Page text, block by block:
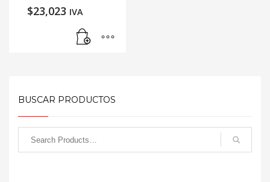
$23,023 IVA
BUSCAR PRODUCTOS